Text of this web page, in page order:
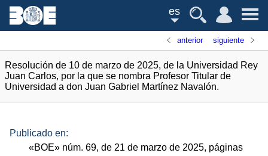
es
anterior siguiente
Resolución de 10 de marzo de 2025, de la Universidad Rey
Juan Carlos, por la que se nombra Profesor Titular de
Universidad a don Juan Gabriel Martínez Navalón.
Publicado en:
«BOE» núm. 69, de 21 de marzo de 2025, páginas